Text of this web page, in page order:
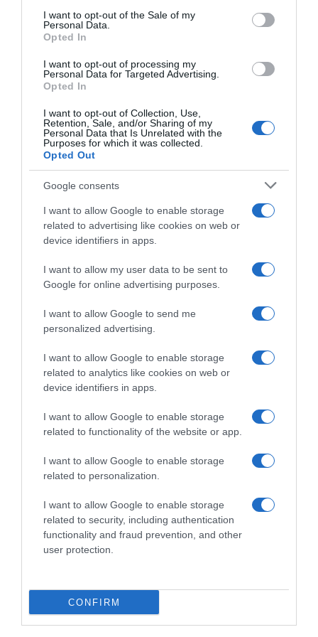
consent section.
I want to opt-out of the Sale of my
Personal Data.
Opted In
I want to opt-out of processing my
Personal Data for Targeted Advertising.
Opted In
I want to opt-out of Collection, Use,
Retention, Sale, and/or Sharing of my
Personal Data that Is Unrelated with the
Purposes for which it was collected.
Opted Out
Google consents
I want to allow Google to enable storage
related to advertising like cookies on web or
device identifiers in apps.
I want to allow my user data to be sent to
Google for online advertising purposes.
I want to allow Google to send me
personalized advertising.
I want to allow Google to enable storage
related to analytics like cookies on web or
device identifiers in apps.
I want to allow Google to enable storage
related to functionality of the website or app.
I want to allow Google to enable storage
related to personalization.
I want to allow Google to enable storage
related to security, including authentication
functionality and fraud prevention, and other
user protection.
CONFIRM
Προσθήκη ως προτεινόμενη
Αυστρία: Νέο ρεκόρ υψηλής θερμοκρασίας,
με 41,2 βαθμούς Κελσίου
Ουκρανία: Οι οικογένειες με παιδιά
διατάχθηκαν να εκκενώσουν το
Κραματόρσκ
Ινδία για λάθη και περιεχόμενο της Meta
Χαλκιδική: Εντός ορίων τα αποτελέσματα
από τις πρώτες μικροβιολογικές αναλύσεις
στο πόσιμο νερό
Ακολούθησε το debater.gr στοGoogle News
και μάθετε πρώτοι όλες τις ειδήσεις
Share Tweet
ΠΑΧΥΣΑΡΚΙΑ